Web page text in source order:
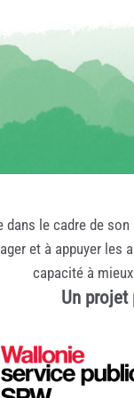
le cadre de son
et à appuyer
capacité à
Un